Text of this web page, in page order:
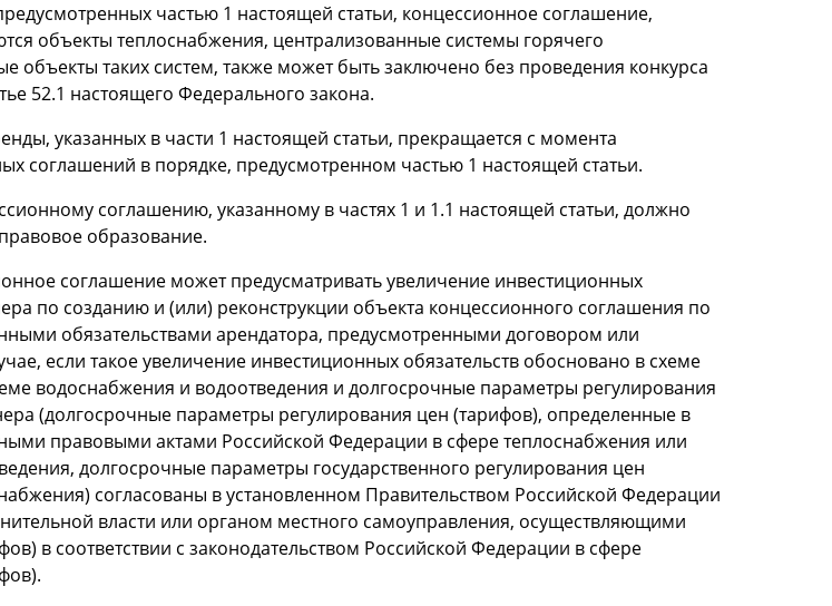
частью 1 настоящей статьи, концессионное соглашение,
объекты теплоснабжения, централизованные системы горячего
объекты таких систем, также может быть заключено без проведения конкурса
52.1 настоящего Федерального закона.
указанных в части 1 настоящей статьи, прекращается с момента
соглашений в порядке, предусмотренном частью 1 настоящей статьи.
соглашению, указанному в частях 1 и 1.1 настоящей статьи, должно
образование.
соглашение может предусматривать увеличение инвестиционных
по созданию и (или) реконструкции объекта концессионного соглашения по
обязательствами арендатора, предусмотренными договором или
если такое увеличение инвестиционных обязательств обосновано в схеме
водоснабжения и водоотведения и долгосрочные параметры регулирования
(долгосрочные параметры регулирования цен (тарифов), определенные в
правовыми актами Российской Федерации в сфере теплоснабжения или
долгосрочные параметры государственного регулирования цен
согласованы в установленном Правительством Российской Федерации
власти или органом местного самоуправления, осуществляющими
в соответствии с законодательством Российской Федерации в сфере